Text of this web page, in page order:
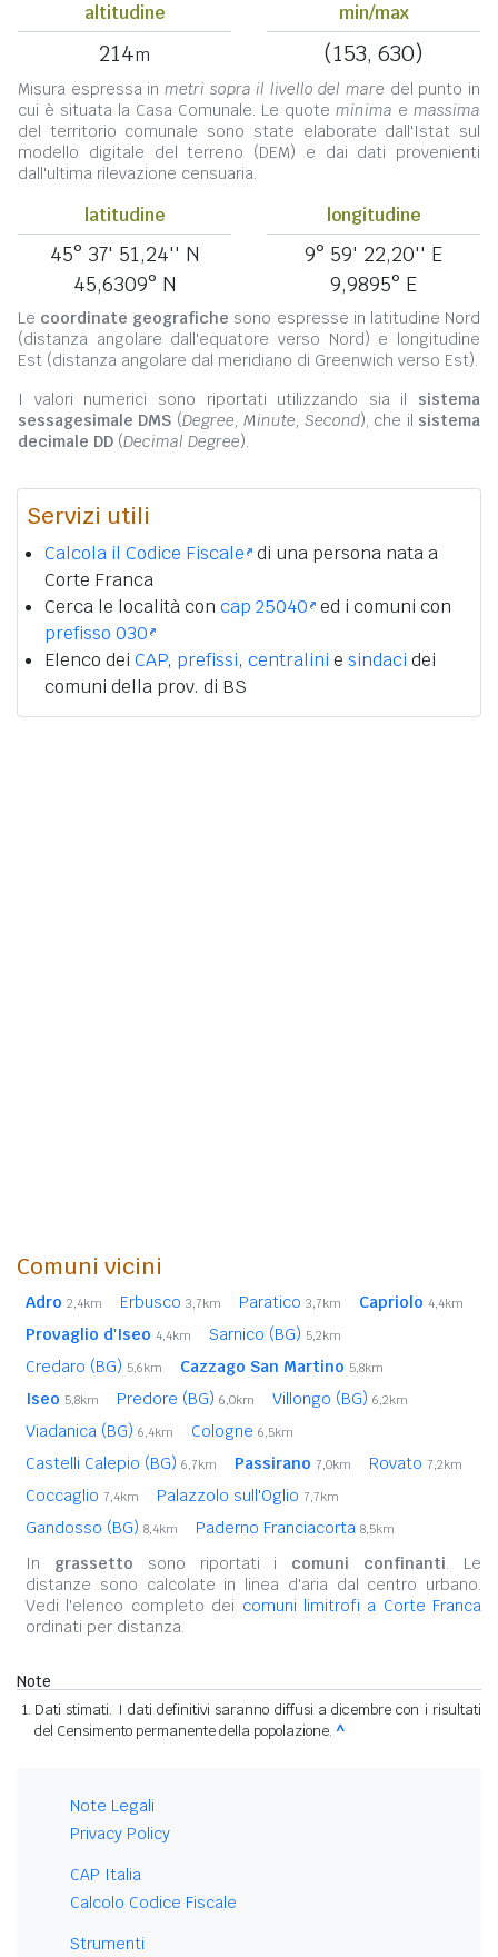
altitudine
214m
min/max
(153, 630)
Misura espressa in metri sopra il livello del mare del punto in
cui è situata la Casa Comunale. Le quote minima e massima
del territorio comunale sono state elaborate dall'Istat sul
modello digitale del terreno (DEM) e dai dati provenienti
dall'ultima rilevazione censuaria.
latitudine
45° 37' 51,24'' N
45,6309° N
longitudine
9° 59' 22,20'' E
9,9895° E
Le coordinate geografiche sono espresse in latitudine Nord
(distanza angolare dall'equatore verso Nord) e longitudine
Est (distanza angolare dal meridiano di Greenwich verso Est).
I valori numerici sono riportati utilizzando sia il sistema
sessagesimale DMS (Degree, Minute, Second), che il sistema
decimale DD (Decimal Degree).
Servizi utili
Calcola il Codice Fiscale di una persona nata a
Corte Franca
Cerca le località con cap 25040 ed i comuni con
prefisso 030
Elenco dei CAP, prefissi, centralini e sindaci dei
comuni della prov. di BS
Comuni vicini
Adro 2,4km Erbusco 3,7km Paratico 3,7km Capriolo 4,4km
Provaglio d'Iseo 4,4km Sarnico (BG) 5,2km
Credaro (BG) 5,6km Cazzago San Martino 5,8km
Iseo 5,8km Predore (BG) 6,0km Villongo (BG) 6,2km
Viadanica (BG) 6,4km Cologne 6,5km
Castelli Calepio (BG) 6,7km Passirano 7,0km Rovato 7,2km
Coccaglio 7,4km Palazzolo sull'Oglio 7,7km
Gandosso (BG) 8,4km Paderno Franciacorta 8,5km
In grassetto sono riportati i comuni confinanti. Le
distanze sono calcolate in linea d'aria dal centro urbano.
Vedi l'elenco completo dei comuni limitrofi a Corte Franca
ordinati per distanza.
Note
Dati stimati. I dati definitivi saranno diffusi a dicembre con i risultati
del Censimento permanente della popolazione. ^
Note Legali
Privacy Policy
CAP Italia
Calcolo Codice Fiscale
Strumenti